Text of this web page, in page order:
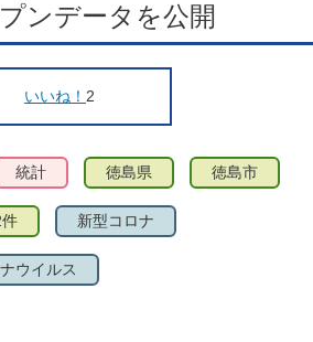
ンデータを公開
いいね！ 2
統計 徳島県 徳島市
新型コロナ
ウイルス